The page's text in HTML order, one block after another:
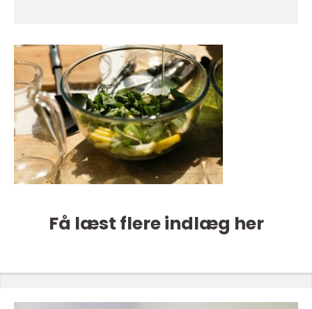
Få læst flere indlæg her